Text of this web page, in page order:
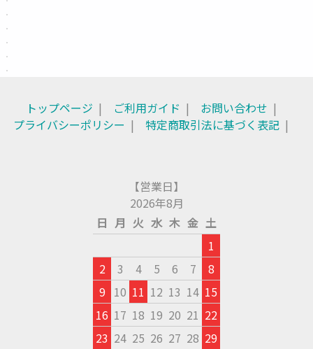
トップページ ご利用ガイド
お問い合わせ
プライバシーポリシー
特定商取引法に基づく表記
【営業日】
2026年8月
日 月 火 水 木 金 土
1
2
3 4 5 6 7
8
9 10 11 12 13 14 15
16 17 18 19 20 21 22
23 24 25 26 27 28 29